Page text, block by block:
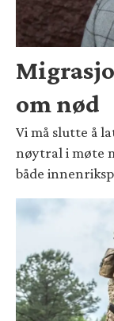
om nød
Vi må slutte å
nøytral i møte
både